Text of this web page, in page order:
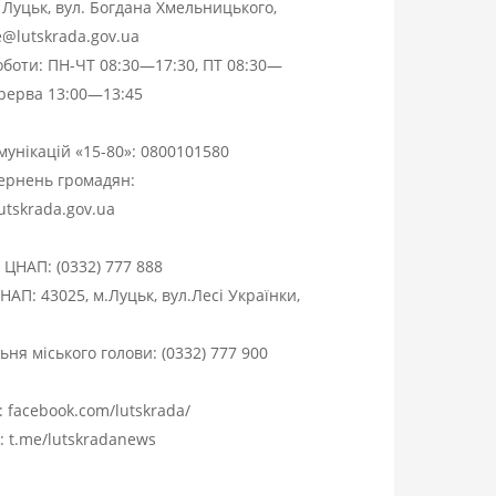
вул. Богдана Хмельницького,
ПН-ЧТ 08:30—17:30, ПТ 08:30—
13:00—13:45
«15-80»: 0800101580
громадян:
ЦНАП: (0332) 777 888
43025, м.Луцьк, вул.Лесі Українки,
міського голови: (0332) 777 900
facebook.com/lutskrada/
t.me/lutskradanews